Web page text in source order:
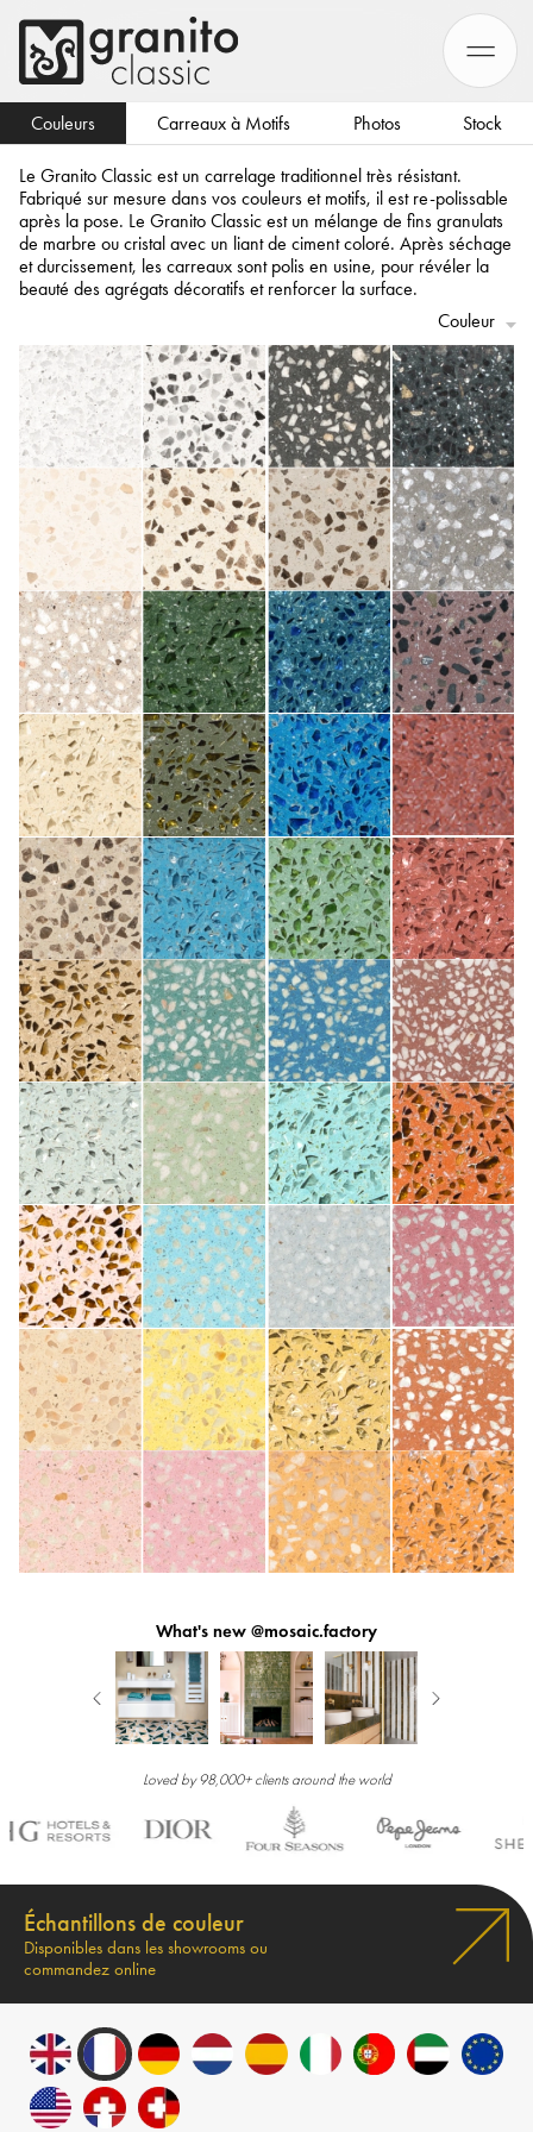
Couleurs Carreaux à Motifs Photos Stock
Le Granito Classic est un carrelage traditionnel très résistant.
Fabriqué sur mesure dans vos couleurs et motifs, il est re-polissable
après la pose. Le Granito Classic est un mélange de fins granulats
de marbre ou cristal avec un liant de ciment coloré. Après séchage
et durcissement, les carreaux sont polis en usine, pour révéler la
beauté des agrégats décoratifs et renforcer la surface.
Couleur
G04 G05 G09 G16 G18 G22 G24
G27
G28
G29 G30 G33 G39 G41 G42
G45
G46
G49 G50 G51 G52 G54 G55
G56
G61
G64 G65 G66 G67 G68 G70
G71
G72
G74 G75 G76 G77 G78 G79 G80
What's new @mosaic.factory
Loved by 98,000+ clients around the world
Échantillons de couleur
Disponibles dans les showrooms ou
commandez online